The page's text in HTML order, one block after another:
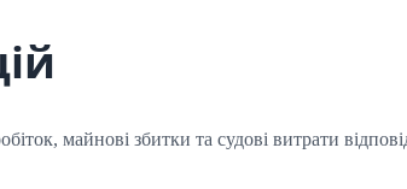
майнові збитки та судові витрати